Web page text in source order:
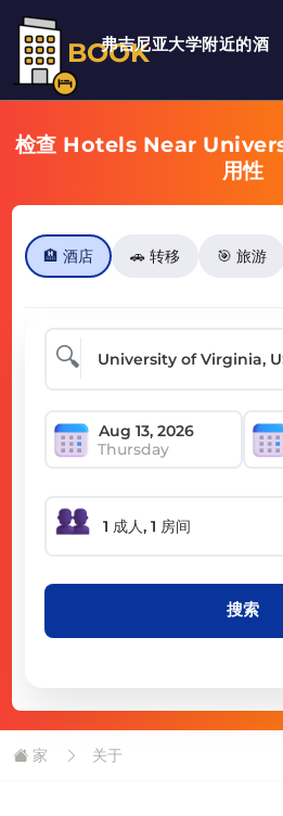
BOOK
弗吉尼亚大学附近的酒
检查 Hotels Near
用性
🏨 酒店 🚗 转移 🎯 旅游
🔍
Thursday
搜索
家 关于